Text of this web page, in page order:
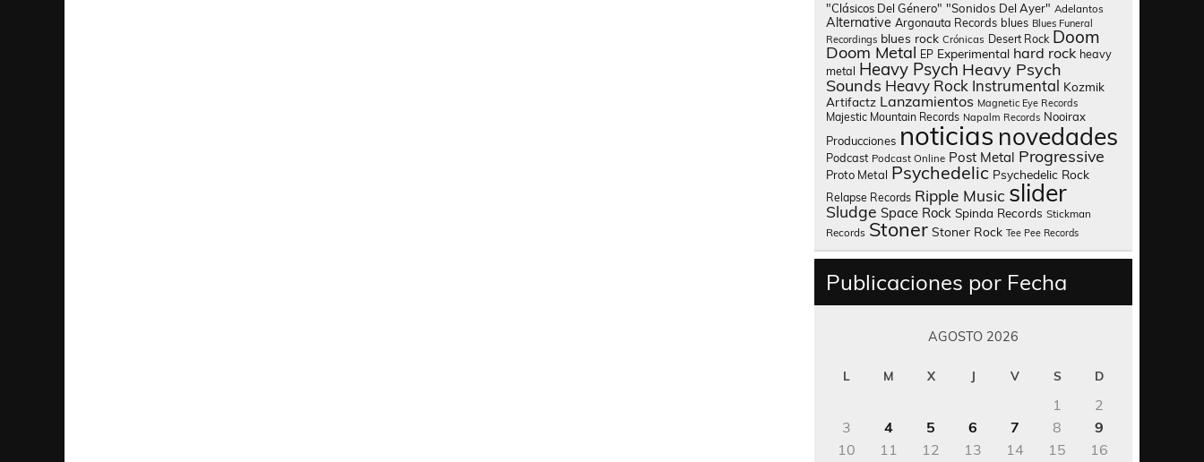
"Clásicos Del Género" "Sonidos Del Ayer" Adelantos
Alternative Argonauta Records blues Blues Funeral
Recordings blues rock Crónicas Desert Rock Doom
Doom Metal EP Experimental hard rock heavy
metal Heavy Psych Heavy Psych
Sounds Heavy Rock Instrumental Kozmik
Artifactz Lanzamientos Magnetic Eye Records
Majestic Mountain Records Napalm Records Nooirax
Producciones noticias novedades
Podcast Podcast Online Post Metal Progressive
Proto Metal Psychedelic Psychedelic Rock
Relapse Records Ripple Music slider
Sludge Space Rock Spinda Records Stickman
Records Stoner Stoner Rock Tee Pee Records
Publicaciones por Fecha
AGOSTO 2026
L M X J V S D
1
2
3
4 5 6 7 8
9
10
11 12 13 14 15
16